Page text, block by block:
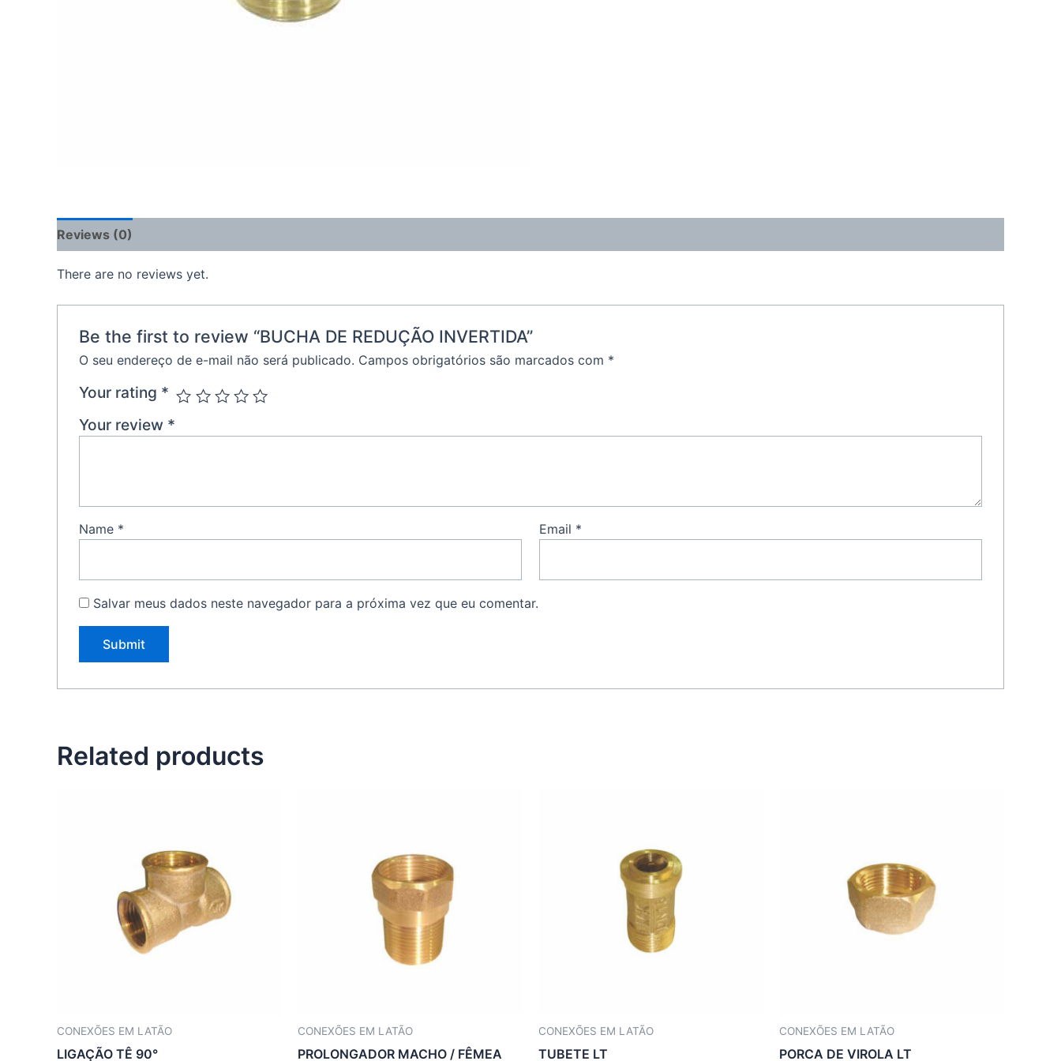
Reviews (0)
There are no reviews yet.
Be the first to review “BUCHA DE REDUÇÃO INVERTIDA”
O seu endereço de e-mail não será publicado. Campos obrigatórios são marcados com *
Your rating *
Your review *
Name * Email *
Salvar meus dados neste navegador para a próxima vez que eu comentar.
Related products
CONEXÕES EM LATÃO
LIGAÇÃO TÊ 90°
CONEXÕES EM LATÃO
PROLONGADOR MACHO / FÊMEA
CONEXÕES EM LATÃO
TUBETE LT
CONEXÕES EM LATÃO
PORCA DE VIROLA LT